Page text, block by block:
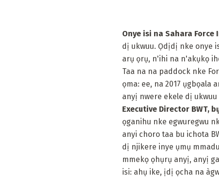
Onye isi na Sahara Force
dị ukwuu. Ọdịdị nke onye
arụ ọrụ, n'ihi na n'akụkọ
Taa na na paddock nke
ọma: ee, na 2017
anyị nwere ekele dị
Executive Director BWT,
ọganihu nke egwuregwu
anyi choro taa bu ichota
dị njikere inye ụmụ
mmekọ ọhụrụ anyị, anyị
isi: ahụ ike, ịdị ọcha na